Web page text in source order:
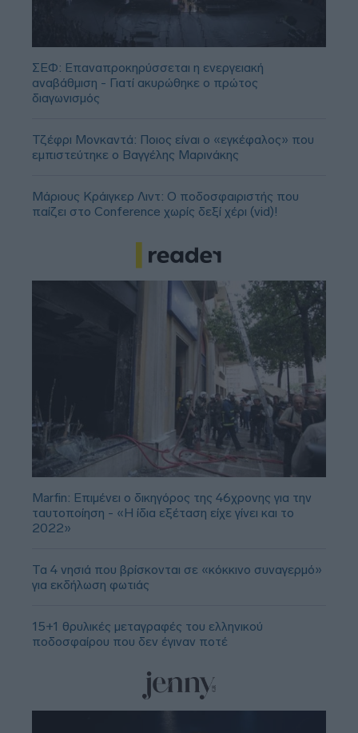
ΣΕΦ: Επαναπροκηρύσσεται η ενεργειακή
αναβάθμιση - Γιατί ακυρώθηκε ο πρώτος
διαγωνισμός
Τζέφρι Μονκαντά: Ποιος είναι ο «εγκέφαλος» που
εμπιστεύτηκε ο Βαγγέλης Μαρινάκης
Μάριους Κράιγκερ Λιντ: Ο ποδοσφαιριστής που
παίζει στο Conference χωρίς δεξί χέρι (vid)!
Marfin: Επιμένει ο δικηγόρος της 46χρονης για την
ταυτοποίηση - «Η ίδια εξέταση είχε γίνει και το
2022»
Τα 4 νησιά που βρίσκονται σε «κόκκινο συναγερμό»
για εκδήλωση φωτιάς
15+1 θρυλικές μεταγραφές του ελληνικού
ποδοσφαίρου που δεν έγιναν ποτέ